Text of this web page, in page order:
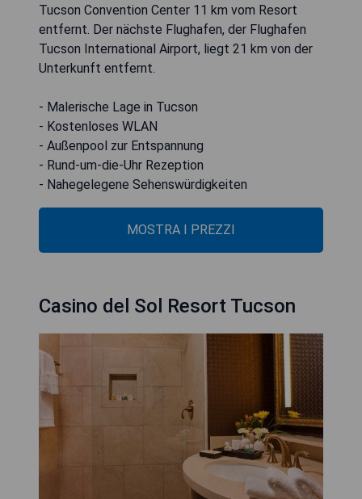
Tucson Convention Center 11 km vom Resort
entfernt. Der nächste Flughafen, der Flughafen
Tucson International Airport, liegt 21 km von der
Unterkunft entfernt.
- Malerische Lage in Tucson
- Kostenloses WLAN
- Außenpool zur Entspannung
- Rund-um-die-Uhr Rezeption
- Nahegelegene Sehenswürdigkeiten
MOSTRA I PREZZI
Casino del Sol Resort Tucson